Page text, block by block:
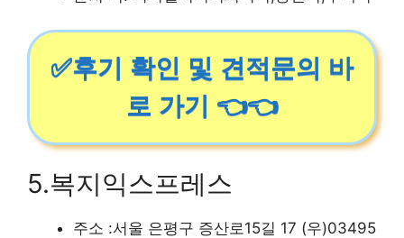
✅후기 확인 및 견적문의 바
로 가기 👈👈
5.복지익스프레스
주소 :서울 은평구 증산로15길 17 (우)03495